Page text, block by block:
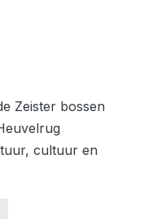
Zeister bossen
cultuur en